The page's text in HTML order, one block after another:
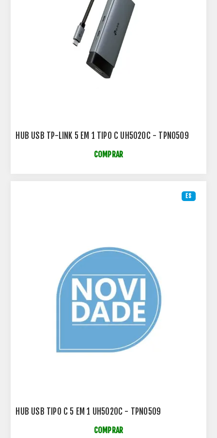
HUB USB TP-LINK 5 EM 1 TIPO C UH5020C - TPN0509
COMPRAR
ES
HUB USB TIPO C 5 EM 1 UH5020C - TPN0509
COMPRAR